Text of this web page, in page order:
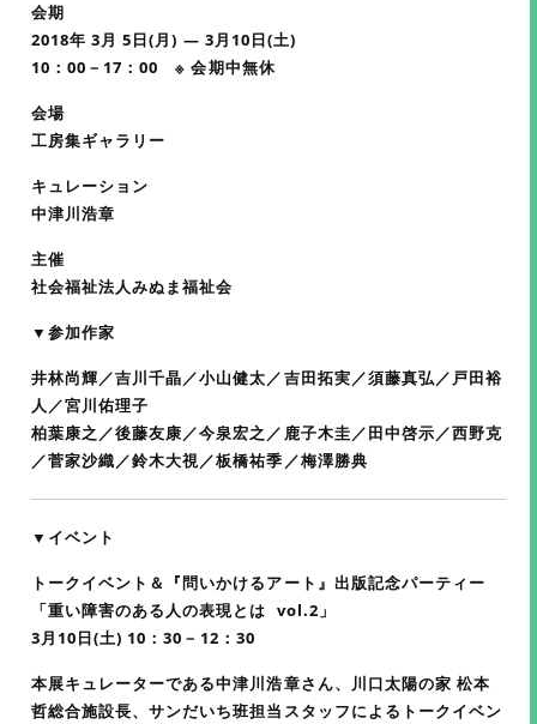
会期
2018年 3月 5日(月) ― 3月10日(土)
10：00－17：00 ※ 会期中無休
会場
工房集ギャラリー
キュレーション
中津川浩章
主催
社会福祉法人みぬま福祉会
▼参加作家
井林尚輝／吉川千晶／小山健太／吉田拓実／須藤真弘／戸田裕
人／宮川佑理子
柏葉康之／後藤友康／今泉宏之／鹿子木圭／田中啓示／西野克
／菅家沙織／鈴木大視／板橋祐季／梅澤勝典
▼イベント
トークイベント＆『問いかけるアート』出版記念パーティー
「重い障害のある人の表現とは vol.2」
3月10日(土) 10：30－12：30
本展キュレーターである中津川浩章さん、川口太陽の家 松本
哲総合施設長、サンだいち班担当スタッフによるトークイベン